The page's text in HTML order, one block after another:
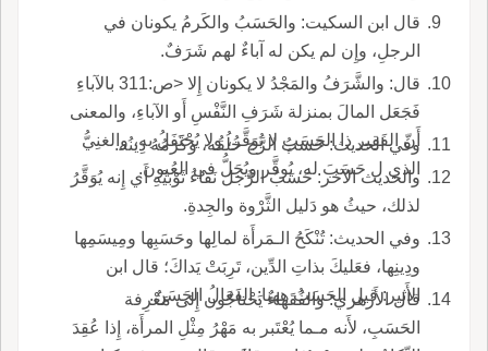
قال ابن السكيت: والحَسَبُ والكَرمُ يكونان في
الرجلِ، وإِن لم يكن له آباءٌ لهم شَرَفٌ.
قال: والشَّرَفُ والمَجْدُ لا يكونان إِلا <ص:311 بالآباءِ
فَجَعَل المالَ بمنزلة شَرَفِ النَّفْسِ أَو الآباءِ، والمعنى
أَنّ الفَقِير ذا الحَسَبِ لا يُوَقَّر، ولا يُحْتَفَلُ به، والغنِيُّ
الذي ل حَسَبَ له، يُوقَّر ويُجَلُّ في العُيون.
وفي الحديث: حَسَبُ الرَّج خُلُقُه، وكَرَمُهُ دِينُه.
والحديث الآخر: حَسَبُ الرَّجل نَقاءُ ثَوْبَيْهِ أَي إِنه يُوَقَّرُ
لذلك، حيثُ هو دَليل الثَّرْوة والجِدةِ.
وفي الحديث: تُنْكَحُ الـمَرأَة لمالِها وحَسَبِها ومِيسَمِها
ودِينِها، فعَليكَ بذاتِ الدِّين، تَرِبَتْ يَداكَ؛ قال ابن
الأَثير: قيل الحَسَبُ ههنا: الفَعَالُ الحَسَنُ.
قال الأَزهري: والفُقَهاءُ يَحْتاجُون إِلى مَعْرِفة
الحَسَبِ، لأَنه مـما يُعْتَبر به مَهْرُ مِثْلِ المرأَة، إِذا عُقِدَ